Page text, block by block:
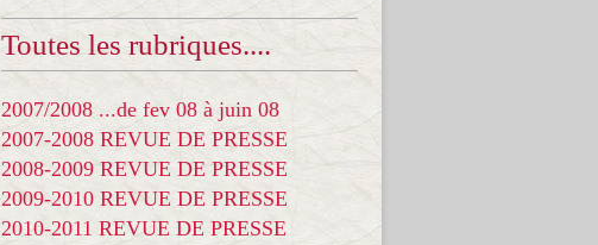
Toutes les rubriques....
2007/2008 ...de fev 08 à juin 08
2007-2008 REVUE DE PRESSE
2008-2009 REVUE DE PRESSE
2009-2010 REVUE DE PRESSE
2010-2011 REVUE DE PRESSE